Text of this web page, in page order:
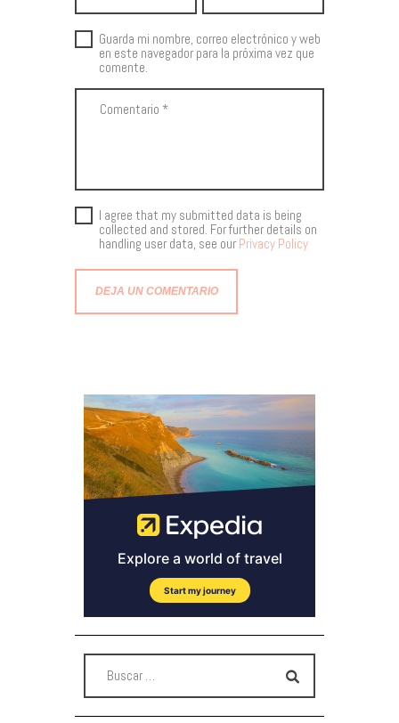
Guarda mi nombre, correo electrónico y web
en este navegador para la próxima vez que
comente.
I agree that my submitted data is being
collected and stored. For further details on
handling user data, see our Privacy Policy